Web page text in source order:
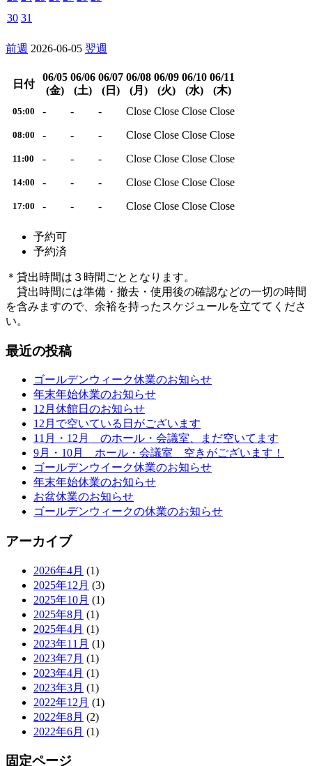
30 31
前週 2026-06-05 翌週
日付
06/05
(金)
06/06
(土)
06/07
(日)
06/08
(月)
06/09
(火)
06/10
(水)
06/11
(木)
05:00 - - - Close Close Close Close
08:00 - - - Close Close Close Close
11:00 - - - Close Close Close Close
14:00 - - - Close Close Close Close
17:00 - - - Close Close Close Close
予約可
予約済
＊貸出時間は３時間ごととなります。
貸出時間には準備・撤去・使用後の確認などの一切の時間
を含みますので、余裕を持ったスケジュールを立ててくださ
い。
最近の投稿
ゴールデンウィーク休業のお知らせ
年末年始休業のお知らせ
12月休館日のお知らせ
12月で空いている日がございます
11月・12月 のホール・会議室、まだ空いてます
9月・10月 ホール・会議室 空きがございます！
ゴールデンウイーク休業のお知らせ
年末年始休業のお知らせ
お盆休業のお知らせ
ゴールデンウィークの休業のお知らせ
アーカイブ
2026年4月 (1)
2025年12月 (3)
2025年10月 (1)
2025年8月 (1)
2025年4月 (1)
2023年11月 (1)
2023年7月 (1)
2023年4月 (1)
2023年3月 (1)
2022年12月 (1)
2022年8月 (2)
2022年6月 (1)
固定ページ